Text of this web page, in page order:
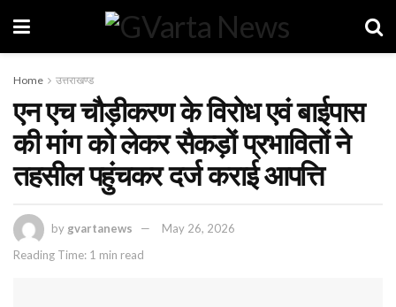
Home उत्तराखण्ड
एन एच चौड़ीकरण के विरोध एवं बाईपास
की मांग को लेकर सैकड़ों प्रभावितों ने
तहसील पहुंचकर दर्ज कराई आपत्ति
by gvartanews
May 26, 2026
Reading Time: 1 min read